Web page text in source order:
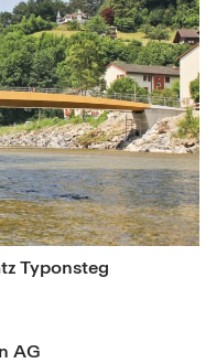
Typonsteg
AG